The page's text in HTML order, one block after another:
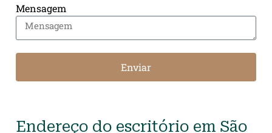
Mensagem
Enviar
Endereço do escritório em São